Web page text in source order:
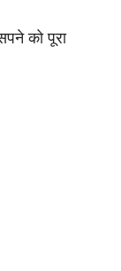
को पूरा